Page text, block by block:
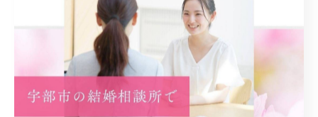
カウンセリング アットホーム
安心材料 婚活女性
スタイル 多様化 公務員
生き方 優先 順位 喜び 動機